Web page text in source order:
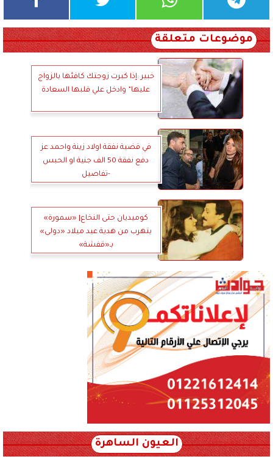
موضوعات متعلقة
خبير :إذا كبرت زوجتك كافئها بالزواج
عليها” وادخل علي قلبها السعادة
في قضية نفقة اولاد زينة واحمد عز
دفع نفقة 50 الف جنية او الحبس
-تفاصيل
كوميديان حتى النخاع| «سمورة»
يتهرب من هدية عيد ميلاد «دولى»
بـ«قفشة»
العيون الساهرة